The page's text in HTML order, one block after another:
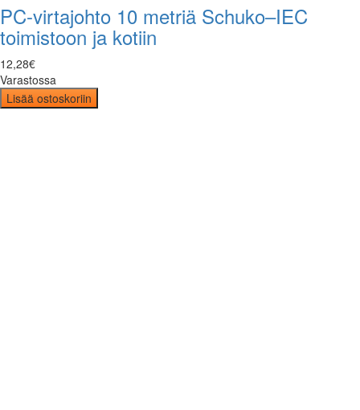
PC-virtajohto 10 metriä Schuko–IEC
toimistoon ja kotiin
12,28€
Varastossa
Lisää ostoskoriin